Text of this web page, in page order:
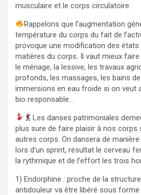
musculaire et le corps circulatoire.
Rappelons que l’augmentation
température du corps du fait de
provoque une modification des
matières du corps. Il vaut mieux
le ménage, la lessive, les travaux
profonds, les massages, les bains
immersions en eau froide si on veut
bio responsable…
Les danses patrimoniales
plus sure de faire plaisir à nos corps
autres corps. On dansera de
lors d’un sprint, résultat le cerveau
la rythmique et de l’effort les trois
1) Endorphine : proche de la
antidouleur va être libéré sous forme